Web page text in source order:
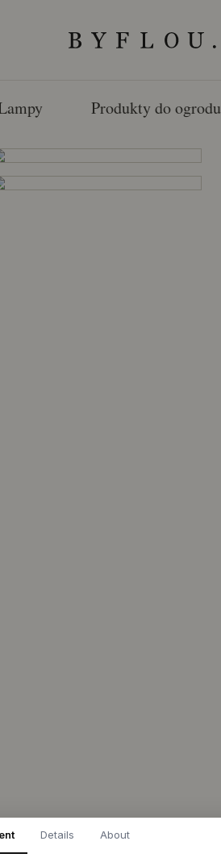
Produkty do ogrodu
Details About